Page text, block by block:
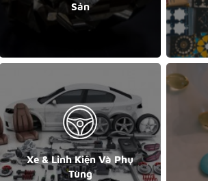
Sản
Xe & Linh Kiện Và Phụ
Tùng